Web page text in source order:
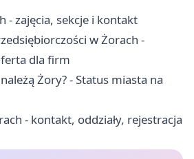
- zajęcia, sekcje i kontakt
w Żorach -
dla firm
Żory? - Status miasta na
- kontakt, oddziały, rejestracja